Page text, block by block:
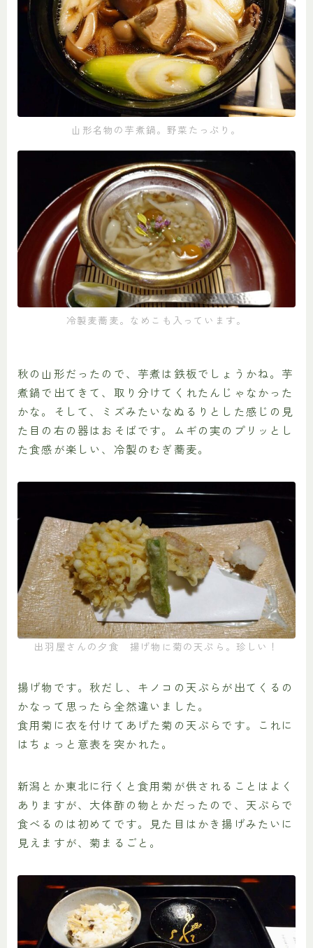
山形名物の芋煮鍋。野菜たっぷり。
冷製麦蕎麦。なめこも入っています。
秋の山形だったので、芋煮は鉄板でしょうかね。芋
煮鍋で出てきて、取り分けてくれたんじゃなかった
かな。そして、ミズみたいなぬるりとした感じの見
た目の右の器はおそばです。ムギの実のプリッとし
た食感が楽しい、冷製のむぎ蕎麦。
出羽屋さんの夕食 揚げ物に菊の天ぷら。珍しい！
揚げ物です。秋だし、キノコの天ぷらが出てくるの
かなって思ったら全然違いました。
食用菊に衣を付けてあげた菊の天ぷらです。これに
はちょっと意表を突かれた。
新潟とか東北に行くと食用菊が供されることはよく
ありますが、大体酢の物とかだったので、天ぷらで
食べるのは初めてです。見た目はかき揚げみたいに
見えますが、菊まるごと。